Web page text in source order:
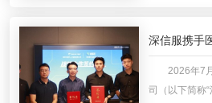
医医院名录，
2026年7
司（以下简称